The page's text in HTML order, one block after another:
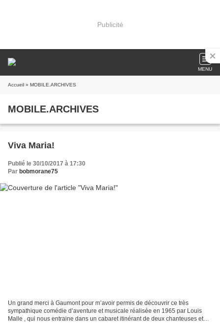
Publicité
MENU
Accueil » MOBILE.ARCHIVES
MOBILE.ARCHIVES
Viva Maria!
Publié le 30/10/2017 à 17:30
Par bobmorane75
Un grand merci à Gaumont pour m’avoir permis de découvrir ce très
sympathique comédie d’aventure et musicale réalisée en 1965 par Louis
Malle , qui nous entraine dans un cabaret itinérant de deux chanteuses et